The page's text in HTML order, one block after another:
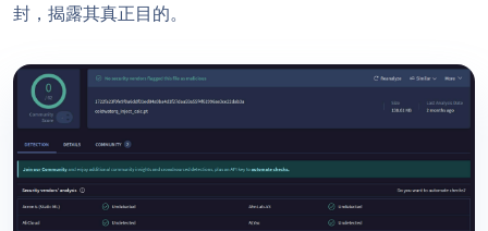
封，揭露其真正目的。